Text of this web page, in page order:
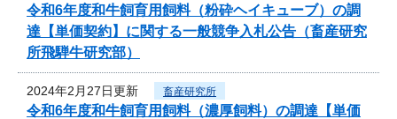
令和6年度和牛飼育用飼料（粉砕ヘイキューブ）の調
達【単価契約】に関する一般競争入札公告（畜産研究
所飛騨牛研究部）
2024年2月27日更新 畜産研究所
令和6年度和牛飼育用飼料（濃厚飼料）の調達【単価